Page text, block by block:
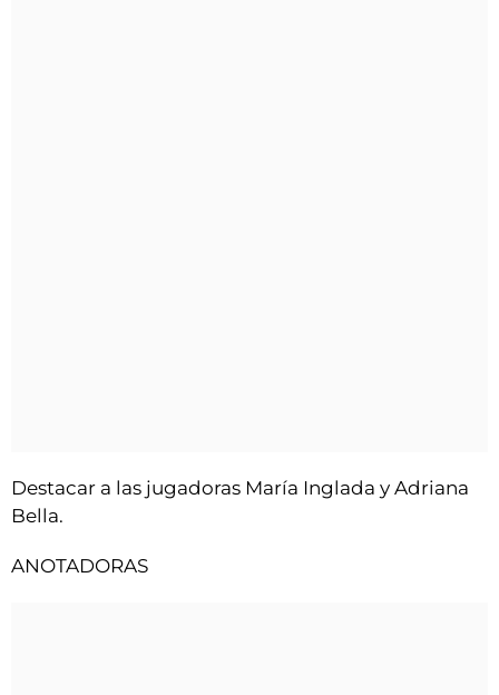
Destacar a las jugadoras María Inglada y Adriana
Bella.
ANOTADORAS